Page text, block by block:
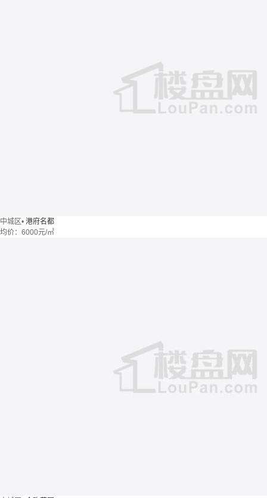
中城区• 港府名都
均价： 6000元/㎡